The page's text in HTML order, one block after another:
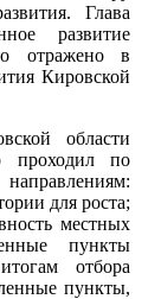
Глава
развитие
отражено в
Кировской
области
проходил по
для роста;
местных
пункты
отбора
пункты,